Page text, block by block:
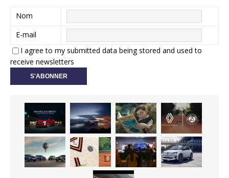
Nom
E-mail
I agree to my submitted data being stored and used to
receive newsletters